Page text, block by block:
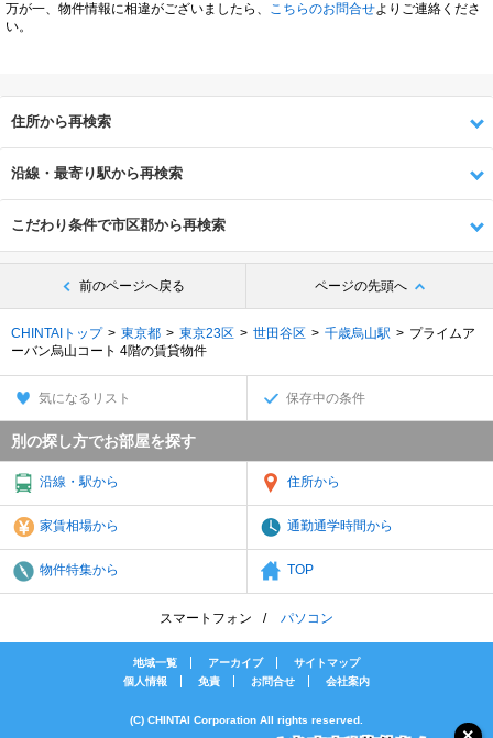
万が一、物件情報に相違がございましたら、
こちらのお問合せよりご連絡くださ
い。
住所から再検索
沿線・最寄り駅から再検索
こだわり条件で市区郡から再検索
前のページへ戻る ページの先頭へ
CHINTAIトップ 東京都 東京23区 世田谷区 千歳烏山駅
プライムア
ーバン烏山コート 4階の賃貸物件
気になるリスト 保存中の条件
別の探し方でお部屋を探す
沿線・駅から 住所から
家賃相場から 通勤通学時間から
物件特集から TOP
スマートフォン パソコン
地域一覧 アーカイブ
サイトマップ
個人情報
免責 お問合せ 会社案内
(C) CHINTAI Corporation All rights reserved.